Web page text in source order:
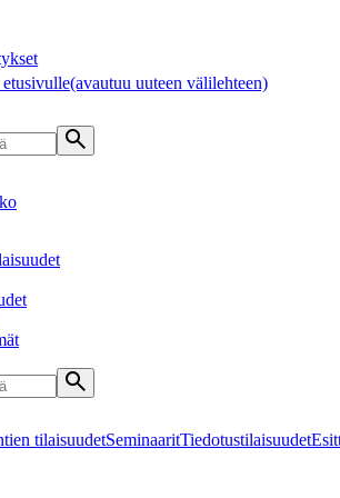
(avautuu uuteen välilehteen)
tilaisuudetSeminaaritTiedotustilaisuudet